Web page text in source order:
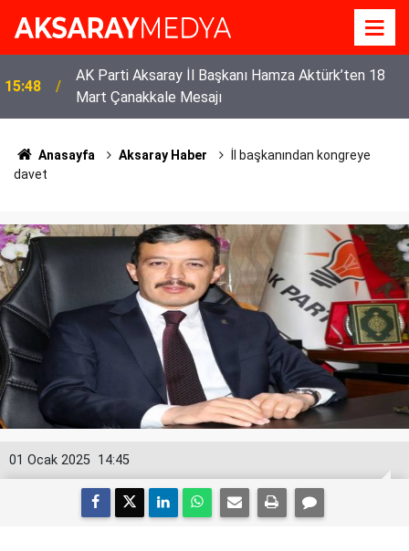
14:33
Eskil’in Dürüst Esnafı: Özcan Ceylan Borçlarını
Ödeyerek Güven Tazeledi
Anasayfa Aksaray Haber
İl başkanından kongreye
davet
14:45
01 Ocak 2025